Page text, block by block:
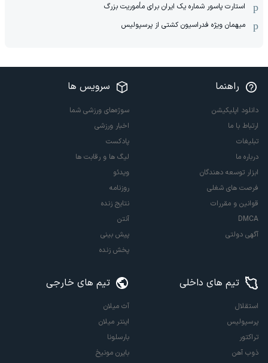
استارت پاسور شماره یک ایران برای مأموریت بزرگ
میهمان ویژه فدراسیون کشتی از پرسپولیس
راهنما
دانلود اپلیکیشن
ارتباط با ما
تبلیغات
درباره ما
ابزار توسعه دهندگان
فرصت های شغلی
قوانین و مقررات
DMCA
آگهی دولتی
سرویس ها
سوژه‌های ورزشی شما
اخبار ورزشی
پادکست
لیگ ها و رقابت ها
ویدئو
روزنامه
نتایج زنده
آنتن
پیش بینی
پخش زنده
تیم های داخلی
استقلال
پرسپولیس
تراکتور
ذوب آهن
تیم های خارجی
آث میلان
اینتر میلان
بارسلونا
بایرن مونیخ